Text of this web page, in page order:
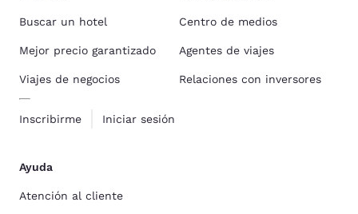
Buscar un hotel
Mejor precio garantizado
Viajes de negocios
Inscribirme Iniciar sesión
Centro de medios
Agentes de viajes
Relaciones con inversores
Ayuda
Atención al cliente